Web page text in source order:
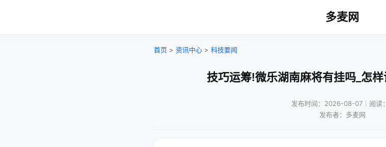
多麦网
首页 > 资讯中心 > 科技要闻
技巧运筹!微乐湖南麻将有挂吗_怎
发布时间：2026-08-07｜阅读
发布者：多麦网